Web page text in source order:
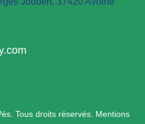
Tous droits réservés. Mentions